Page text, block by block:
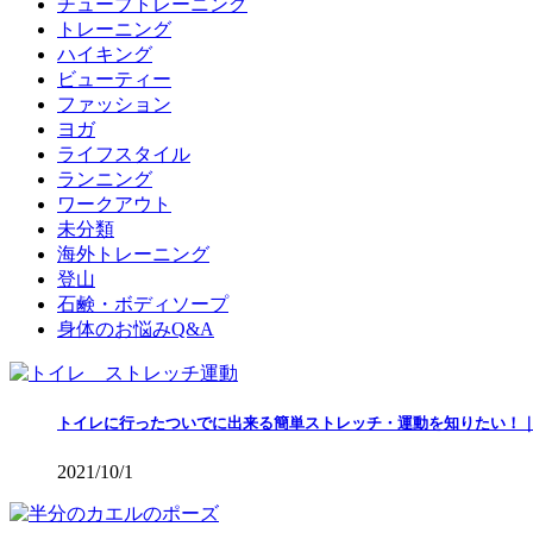
チューブトレーニング
トレーニング
ハイキング
ビューティー
ファッション
ヨガ
ライフスタイル
ランニング
ワークアウト
未分類
海外トレーニング
登山
石鹸・ボディソープ
身体のお悩みQ&A
トイレに行ったついでに出来る簡単ストレッチ・運動を知りたい！
2021/10/1